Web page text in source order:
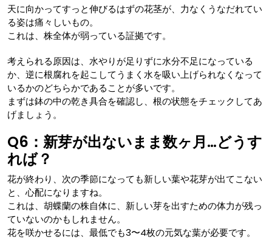
天に向かってすっと伸びるはずの花茎が、力なくうなだれてい
る姿は痛々しいもの。
これは、株全体が弱っている証拠です。
考えられる原因は、水やりが足りずに水分不足になっている
か、逆に根腐れを起こしてうまく水を吸い上げられなくなって
いるかのどちらかであることが多いです。
まずは鉢の中の乾き具合を確認し、根の状態をチェックしてあ
げましょう。
Q6：新芽が出ないまま数ヶ月…どうす
れば？
花が終わり、次の季節になっても新しい葉や花芽が出てこない
と、心配になりますね。
これは、胡蝶蘭の株自体に、新しい芽を出すための体力が残っ
ていないのかもしれません。
花を咲かせるには、最低でも3〜4枚の元気な葉が必要です。